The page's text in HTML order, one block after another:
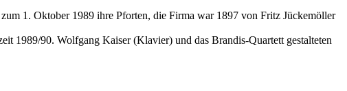
1. Oktober 1989 ihre Pforten, die Firma war 1897 von Fritz Jückemöller
1989/90. Wolfgang Kaiser (Klavier) und das Brandis-Quartett gestalteten